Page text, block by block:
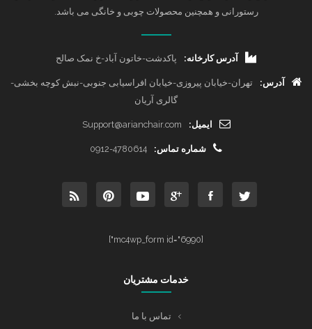
رستورانی و همچنین محصولات چوبی و خانگی می باشد.
آدرس کارخانه: پاکدشت-خاتون آباد-خ نمک صالح
آدرس:
تهران-خیابان پیروزی-خیابان افراسیابی جنوبی-نبش کوچه بخشی-
گالری آریان
ایمیل: Support@arianchair.com
شماره تماس: 0912-4780614
[mc4wp_form id="6990"]
خدمات مشتریان
تماس با ما